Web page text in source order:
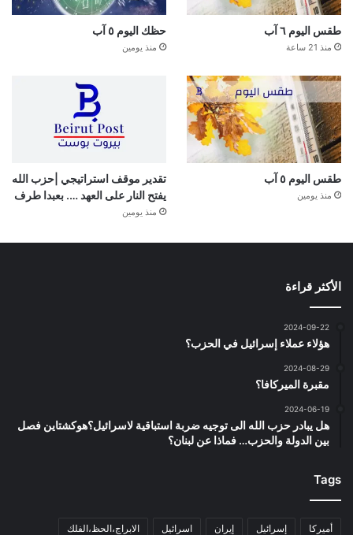
طقس اليوم ٦ آب
منذ 21 ساعة
حظك اليوم ٥ آب
منذ يومين
طقس اليوم ٥ آب
منذ يومين
تقدير موقف استراتيجي |حزب الله
يفتح النار على العهد …. بعبدا طرف
منذ يومين
الأكثر قراءة
2024-09-22
هؤلاء عملاء إسرائيل في الحزب؟
2024-08-29
مقبرة الميركافا؟
2024-06-19
هل يبادر حزب الله الى توجيه ضربة استباقية لاسرائيل؟هوكشتاين فصل
بين الدولة والحزب… فماذا عن لبنان؟
Tags
أميركا إسرائيل إيران اسرائيل الابراج،الحظ،الفلك